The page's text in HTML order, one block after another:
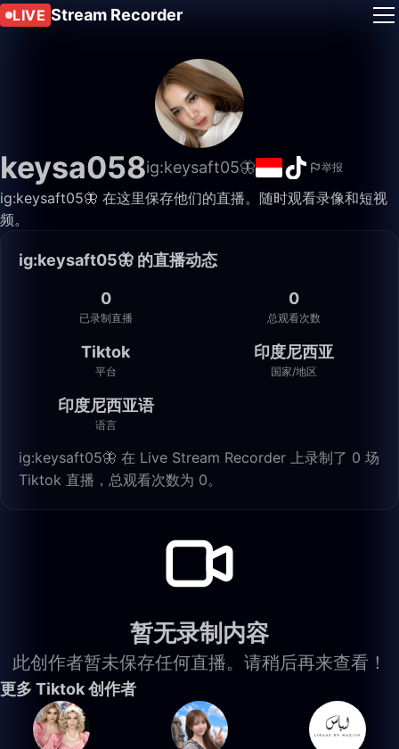
LIVE Stream Recorder
keysa058ig:keysaft05🦋 举报
ig:keysaft05🦋 在这里保存他们的直播。随时观看录像和短视
频。
ig:keysaft05🦋 的直播动态
0
已录制直播
0
总观看次数
Tiktok
平台
印度尼西亚
国家/地区
印度尼西亚语
语言
ig:keysaft05🦋 在 Live Stream Recorder 上录制了 0 场
Tiktok 直播，总观看次数为 0。
暂无录制内容
此创作者暂未保存任何直播。请稍后再来查看！
更多 Tiktok 创作者